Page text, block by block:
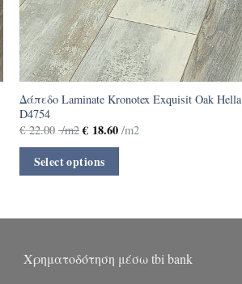
Δάπεδο Laminate Kronotex Exquisit Oak Hella
D4754
€22.00 /m2 € 18.60 /m2
Select options
Χρηματοδότηση μέσω tbi bank